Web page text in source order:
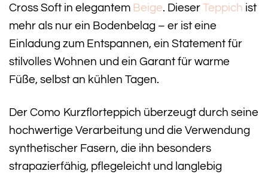
Cross Soft in elegantem Beige. Dieser Teppich ist
mehr als nur ein Bodenbelag – er ist eine
Einladung zum Entspannen, ein Statement für
stilvolles Wohnen und ein Garant für warme
Füße, selbst an kühlen Tagen.
Der Como Kurzflorteppich überzeugt durch seine
hochwertige Verarbeitung und die Verwendung
synthetischer Fasern, die ihn besonders
strapazierfähig, pflegeleicht und langlebig